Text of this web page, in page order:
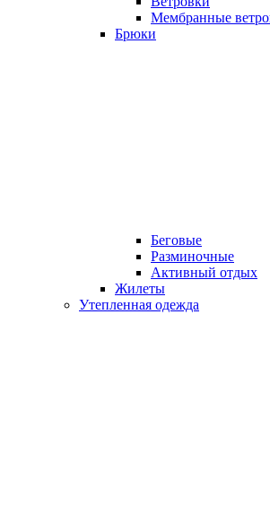
Мембранные
Брюки
Беговые
Разминочные
Активный отдых
Жилеты
Утепленная одежда